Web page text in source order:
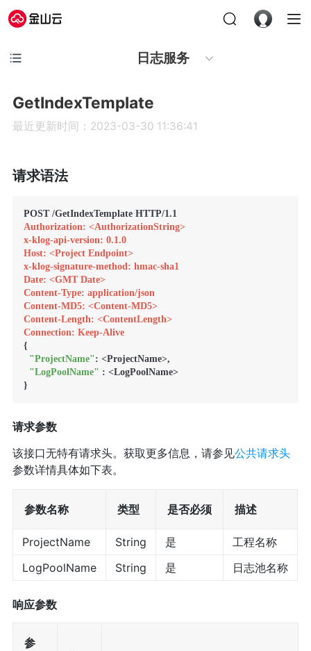
日志服务
GetIndexTemplate
最近更新时间：2023-03-30 11:36:41
请求语法
POST /GetIndexTemplate HTTP/1.1
Authorization: <AuthorizationString>
x-klog-api-version: 0.1.0
Host: <Project Endpoint>
x-klog-signature-method: hmac-sha1
Date: <GMT Date>
Content-Type: application/json
Content-MD5: <Content-MD5>
Content-Length: <ContentLength>
Connection: Keep-Alive
{
"ProjectName": <ProjectName>,
"LogPoolName" : <LogPoolName>
请求参数
该接口无特有请求头。获取更多信息，请参见公共请求头
参数详情具体如下表。
参数名称 类型 是否必须 描述
ProjectName String 是
工程名称
LogPoolName
String 是 日志池名称
响应参数
参